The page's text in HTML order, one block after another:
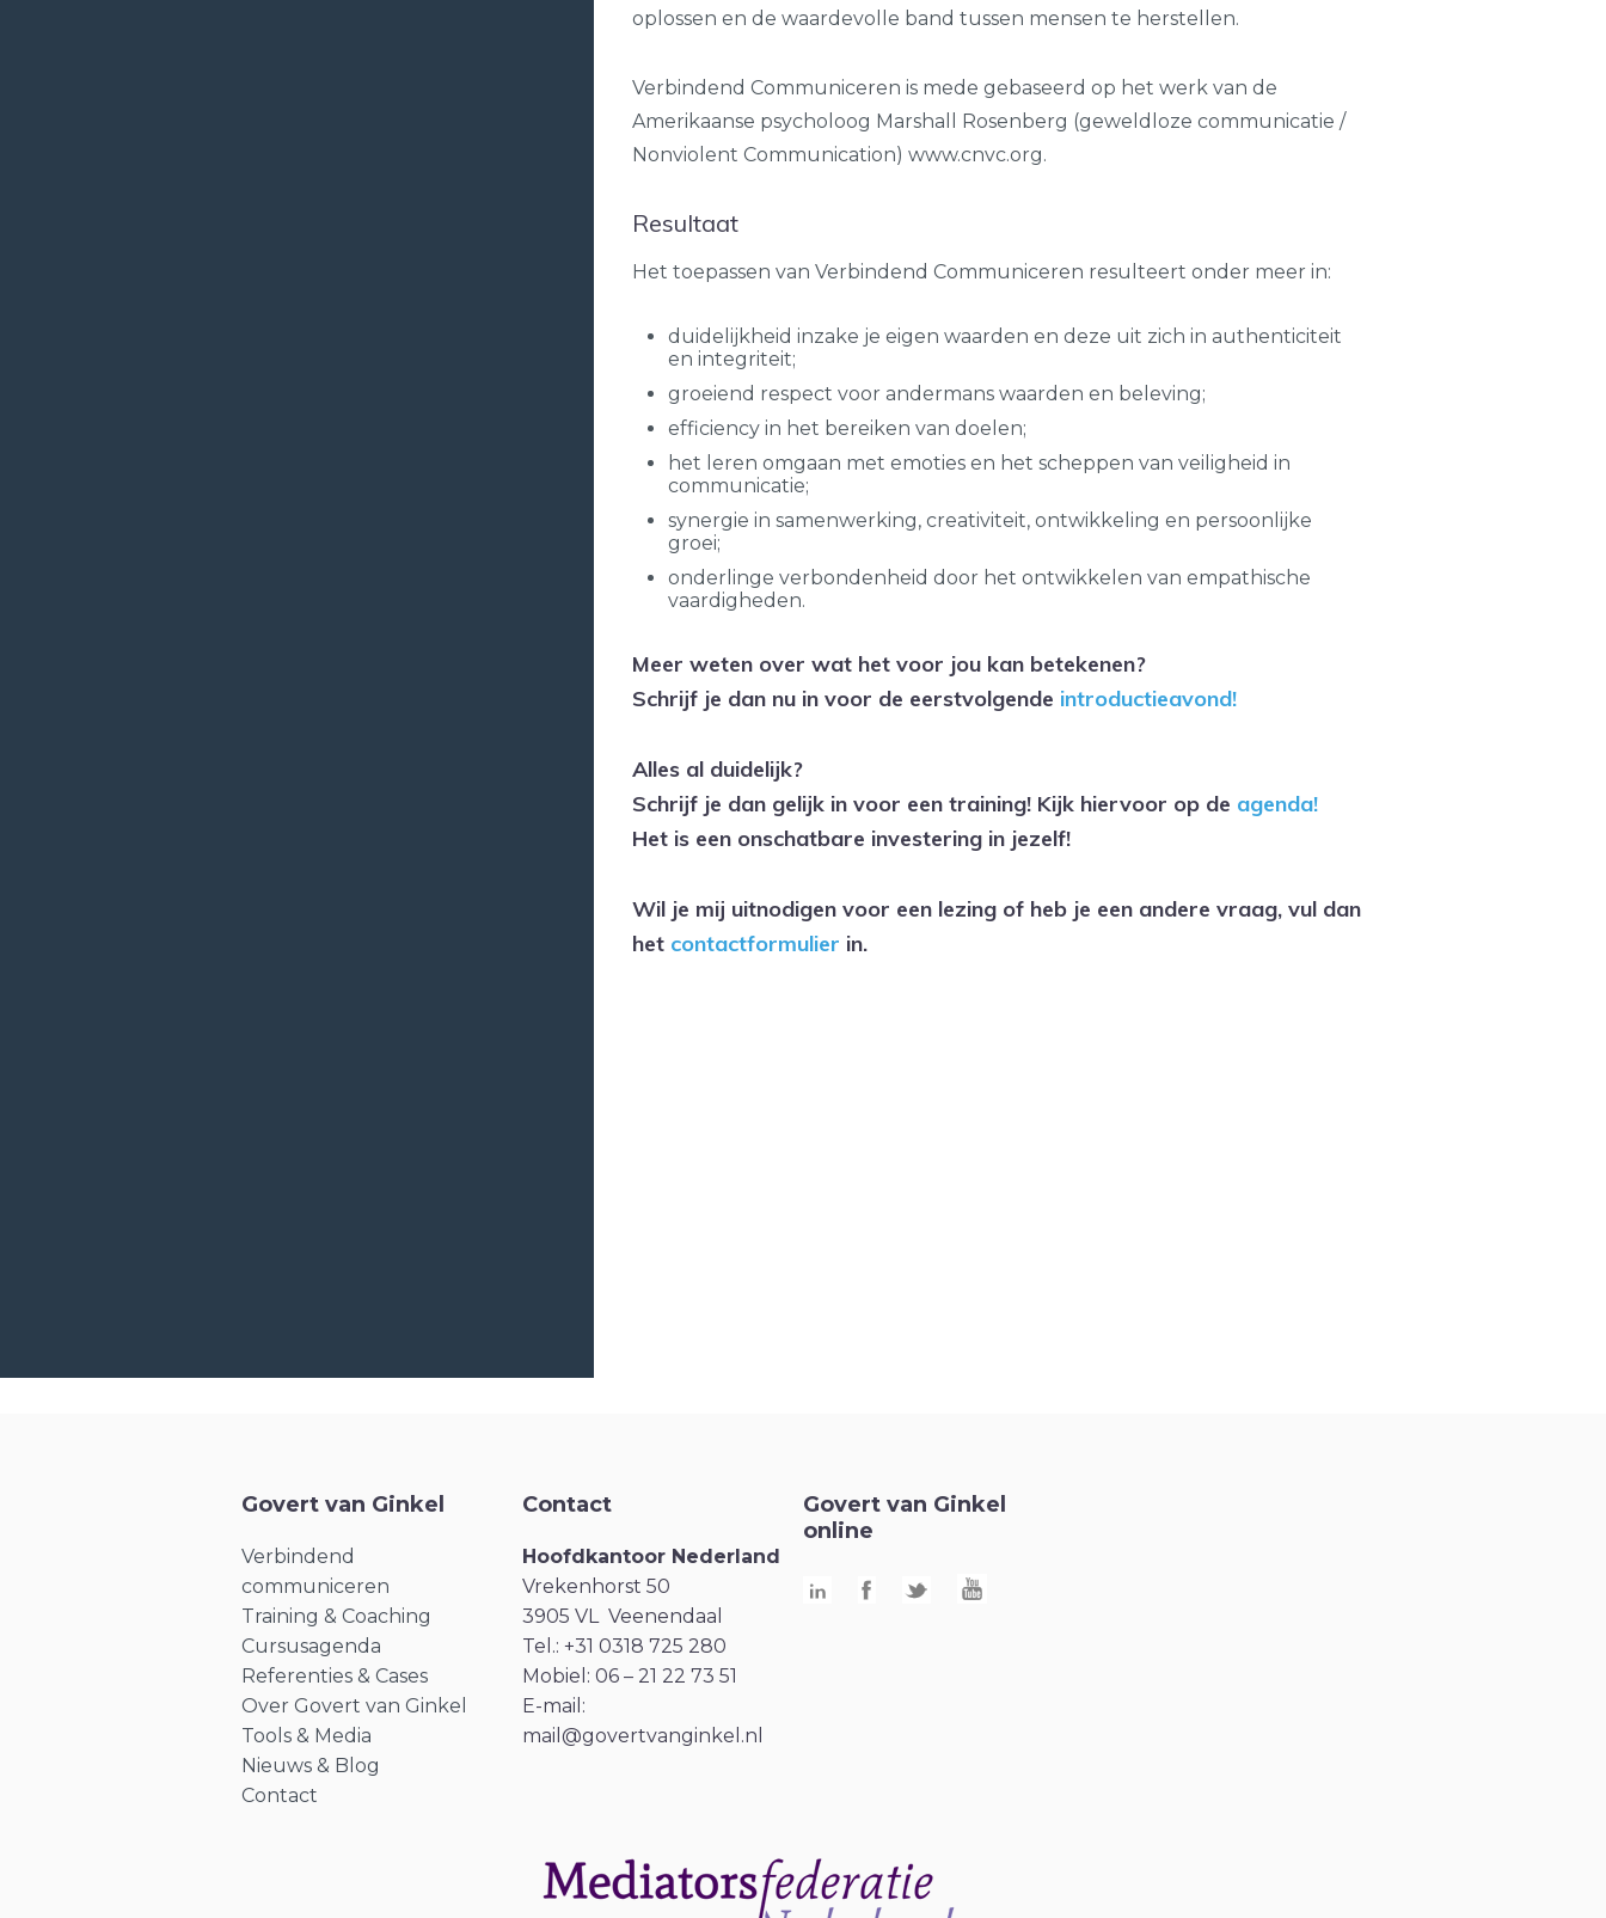
oplossen en de waardevolle band tussen mensen te herstellen.
Verbindend Communiceren is mede gebaseerd op het werk van de
Amerikaanse psycholoog Marshall Rosenberg (geweldloze communicatie /
Nonviolent Communication) www.cnvc.org.
Resultaat
Het toepassen van Verbindend Communiceren resulteert onder meer in:
duidelijkheid inzake je eigen waarden en deze uit zich in authenticiteit
en integriteit;
groeiend respect voor andermans waarden en beleving;
efficiency in het bereiken van doelen;
het leren omgaan met emoties en het scheppen van veiligheid in
communicatie;
synergie in samenwerking, creativiteit, ontwikkeling en persoonlijke
groei;
onderlinge verbondenheid door het ontwikkelen van empathische
vaardigheden.
Meer weten over wat het voor jou kan betekenen?
Schrijf je dan nu in voor de eerstvolgende introductieavond!
Alles al duidelijk?
Schrijf je dan gelijk in voor een training! Kijk hiervoor op de agenda!
Het is een onschatbare investering in jezelf!
Wil je mij uitnodigen voor een lezing of heb je een andere vraag, vul dan
het contactformulier in.
Govert van Ginkel
Verbindend
communiceren
Training & Coaching
Cursusagenda
Referenties & Cases
Over Govert van Ginkel
Tools & Media
Nieuws & Blog
Contact
Contact
Hoofdkantoor Nederland
Vrekenhorst 50
3905 VL Veenendaal
Tel.: +31 0318 725 280
Mobiel: 06 – 21 22 73 51
E-mail:
mail@govertvanginkel.nl
Govert van Ginkel
online